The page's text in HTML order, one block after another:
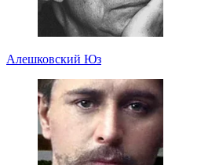
Алешковский Юз